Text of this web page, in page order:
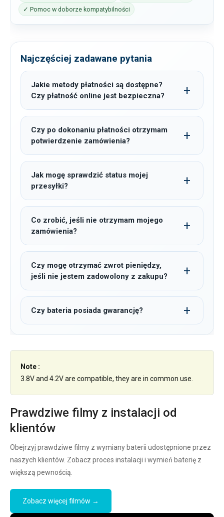
✓ Pomoc w doborze kompatybilności
Najczęściej zadawane pytania
Jakie metody płatności są dostępne?
Czy płatność online jest bezpieczna?
Czy po dokonaniu płatności otrzymam
potwierdzenie zamówienia?
Jak mogę sprawdzić status mojej
przesyłki?
Co zrobić, jeśli nie otrzymam mojego
zamówienia?
Czy mogę otrzymać zwrot pieniędzy,
jeśli nie jestem zadowolony z zakupu?
Czy bateria posiada gwarancję?
Note :
3.8V and 4.2V are compatible, they are in common use.
Prawdziwe filmy z instalacji od
klientów
Obejrzyj prawdziwe filmy z wymiany baterii udostępnione przez
naszych klientów. Zobacz proces instalacji i wymień baterię z
większą pewnością.
Zobacz więcej filmów →